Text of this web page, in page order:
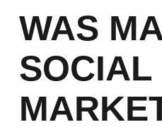
WAS
SOCIAL